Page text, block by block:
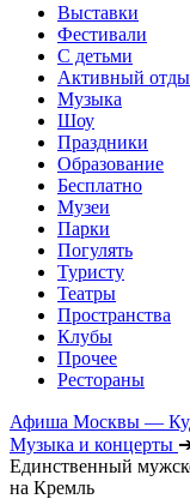
Выставки
Фестивали
С детьми
Активный
Музыка
Шоу
Праздники
Образование
Бесплатно
Музеи
Парки
Погулять
Туристу
Театры
Пространства
Клубы
Прочее
Рестораны
Афиша Москвы —
Музыка и концерты
Единственный
на Кремль